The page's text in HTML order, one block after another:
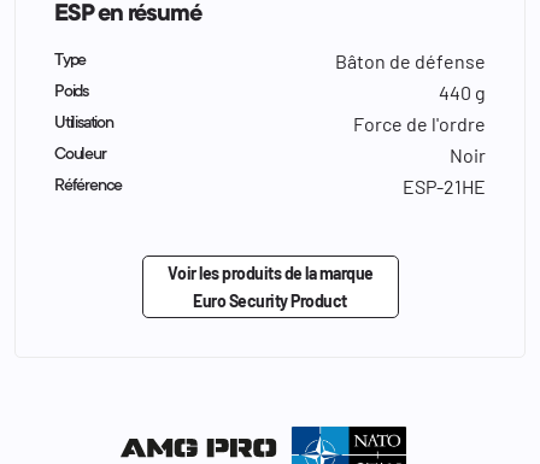
ESP en résumé
Type Bâton de défense
Poids 440 g
Utilisation Force de l'ordre
Couleur Noir
Référence ESP-21HE
Voir les produits de la marque
Euro Security Product